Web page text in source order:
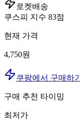
로켓배송
쿠스피 지수 83점
현재 가격
4,750원
쿠팡에서 구매하기
구매 추천 타이밍
최저가